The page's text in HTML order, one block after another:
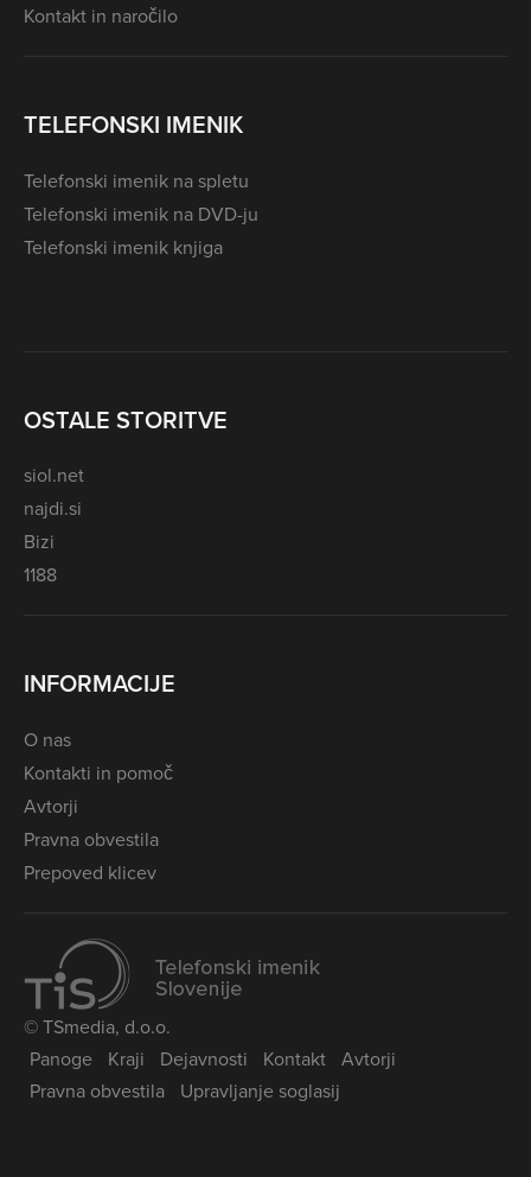
Kontakt in naročilo
TELEFONSKI IMENIK
Telefonski imenik na spletu
Telefonski imenik na DVD-ju
Telefonski imenik knjiga
OSTALE STORITVE
siol.net
najdi.si
Bizi
1188
INFORMACIJE
O nas
Kontakti in pomoč
Avtorji
Pravna obvestila
Prepoved klicev
© TSmedia, d.o.o.
Panoge
Kraji Dejavnosti Kontakt Avtorji
Pravna obvestila
Upravljanje soglasij